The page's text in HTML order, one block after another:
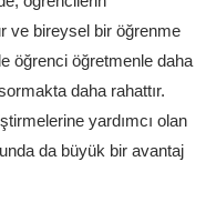
ve bireysel bir öğrenme
öğrenci öğretmenle daha
daha rahattır.
yardımcı olan
da büyük bir avantaj